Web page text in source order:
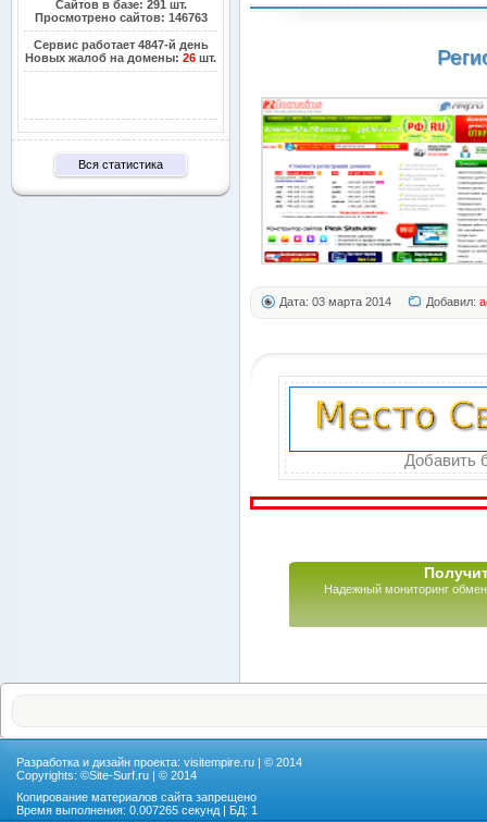
Сайтов в базе: 291 шт.
Просмотрено сайтов: 146763
Сервис работает 4847-й день
Новых жалоб на домены: 26 шт.
Вся статистика
Дата: 03 марта 2014 Добавил:
Добавить
Надежный мониторинг
Разработка и дизайн проекта: visitempire.ru | © 2014
Copyrights: ©Site-Surf.ru | © 2014
Копирование материалов сайта запрещено
Время выполнения: 0.007265 секунд | БД: 1